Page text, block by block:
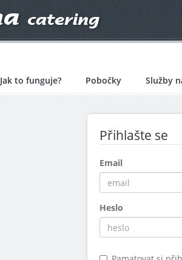
Jak to funguje? Pobočky Služby
Přihlašte se
Email
Heslo